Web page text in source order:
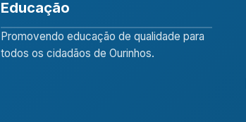
Educação
Promovendo educação de qualidade para
todos os cidadãos de Ourinhos.